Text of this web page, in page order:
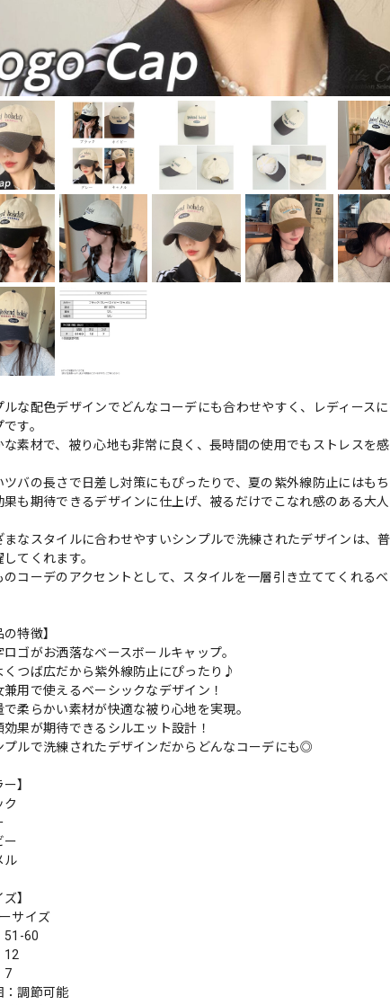
ルな配色デザインでどんなコーデにも合わせやすく、レディース
す。
な素材で、被り心地も非常に良く、長時間の使用でもストレスを感
ツバの長さで日差し対策にもぴったりで、夏の紫外線防止にはも
果も期待できるデザインに仕上げ、被るだけでこなれ感のある大
まなスタイルに合わせやすいシンプルで洗練されたデザインは、
てくれます。
のコーデのアクセントとして、スタイルを一層引き立ててくれるベ
の特徴】
ゴがお洒落なベースボールキャップ。
つば広だから紫外線防止にぴったり♪
用で使えるベーシックなデザイン！
柔らかい素材が快適な被り心地を実現。
果が期待できるシルエット設計！
ルで洗練されたデザインだからどんなコーデにも◎
ー】
ク
ー
ル
ズ】
サイズ
51-60
12
7
調節可能